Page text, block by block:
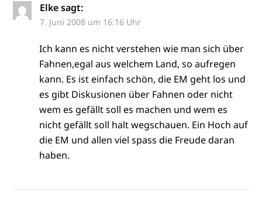
Elke sagt:
7. Juni 2008 um 16:16 Uhr
Ich kann es nicht verstehen wie man sich über
Fahnen,egal aus welchem Land, so aufregen
kann. Es ist einfach schön, die EM geht los und
es gibt Diskusionen über Fahnen oder nicht
wem es gefällt soll es machen und wem es
nicht gefällt soll halt wegschauen. Ein Hoch auf
die EM und allen viel spass die Freude daran
haben.